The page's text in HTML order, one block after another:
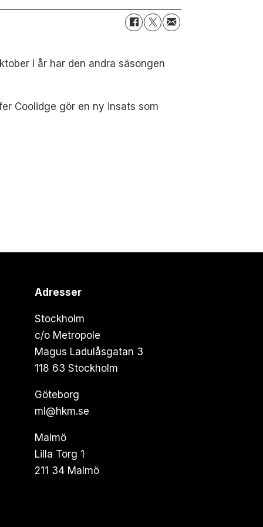
i år har den andra säsongen
Coolidge gör en ny insats som
Adresser
Stockholm
c/o Metropole
Magus Ladulåsgatan 3
118 63 Stockholm
Göteborg
ml@hkm.se
Malmö
Lilla Torg 1
211 34 Malmö